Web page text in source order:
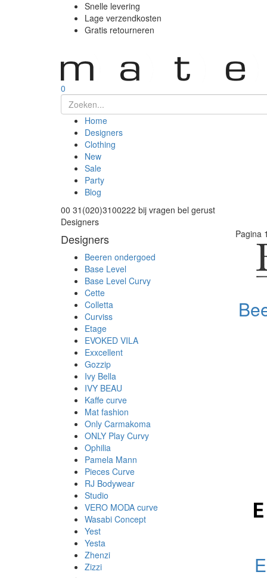
Snelle levering
Lage verzendkosten
Gratis retourneren
0
Home
Designers
Clothing
New
Sale
Party
Blog
00 31(020)3100222 bij vragen bel gerust
Designers
Designers
Beeren ondergoed
Base Level
Base Level Curvy
Cette
Colletta
Curviss
Etage
EVOKED VILA
Exxcellent
Gozzip
Ivy Bella
IVY BEAU
Kaffe curve
Mat fashion
Only Carmakoma
ONLY Play Curvy
Ophilia
Pamela Mann
Pieces Curve
RJ Bodywear
Studio
VERO MODA curve
Wasabi Concept
Yest
Yesta
Zhenzi
Zizzi
Pagina